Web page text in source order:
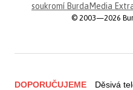
soukromí BurdaMedia Extra
© 2003—2026
DOPORUČUJEME Děsivá